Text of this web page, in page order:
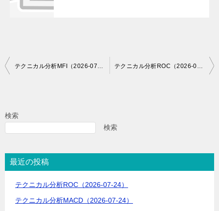
投
ビ
シ
ョ
テクニカル分析MFI（2026-07-08） テクニカル分析ROC（2026-07-08）
検索
検索
最近の投稿
テクニカル分析ROC（2026-07-24）
テクニカル分析MACD（2026-07-24）